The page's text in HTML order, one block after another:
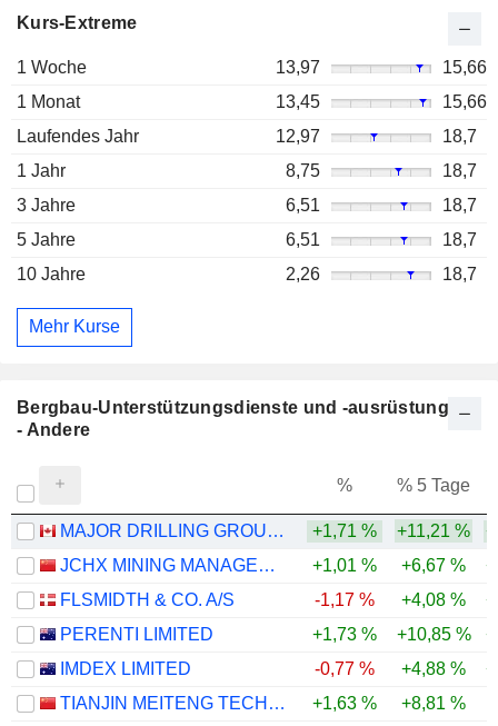
Kurs-Extreme
1 Woche 13,97
15,66
1 Monat
13,45
15,66
Laufendes Jahr
12,97
18,7
1 Jahr
8,75
18,7
3 Jahre
6,51
18,7
5 Jahre
6,51
18,7
10 Jahre
2,26 18,7
Mehr Kurse
Bergbau-Unterstützungsdienste und -ausrüstung
- Andere
% % 5 Tage
MAJOR DRILLING GROUP INTERNATIONAL INC. +1,71 % +11,21 %
JCHX MINING MANAGEMENT CO.,LTD.
+1,01 % +6,67 %
FLSMIDTH & CO. A/S
-1,17 % +4,08 %
PERENTI LIMITED
+1,73 % +10,85 %
IMDEX LIMITED
-0,77 % +4,88 %
TIANJIN MEITENG TECHNOLOGY CO., LTD
+1,63 % +8,81 %